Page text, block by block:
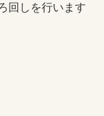
回しを行います